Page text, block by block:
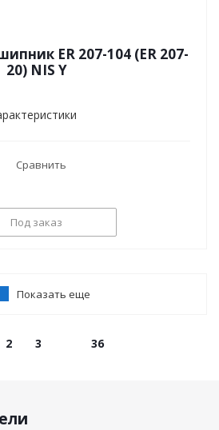
ER 207-104 (ER 207-
20) NIS Y
Сравнить
Под заказ
Показать еще
2 3 36